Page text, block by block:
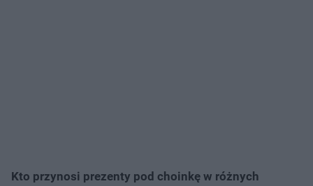
Kto przynosi prezenty pod choinkę w różnych